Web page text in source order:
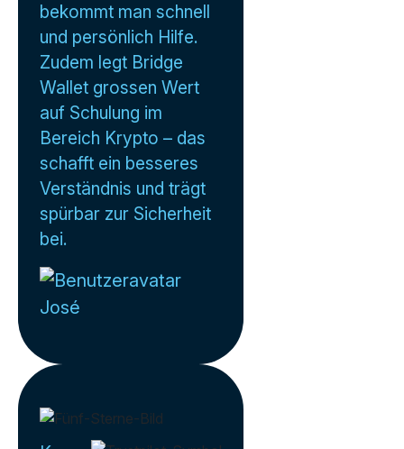
bekommt man schnell
und persönlich Hilfe.
Zudem legt Bridge
Wallet grossen Wert
auf Schulung im
Bereich Krypto – das
schafft ein besseres
Verständnis und trägt
spürbar zur Sicherheit
bei.
José